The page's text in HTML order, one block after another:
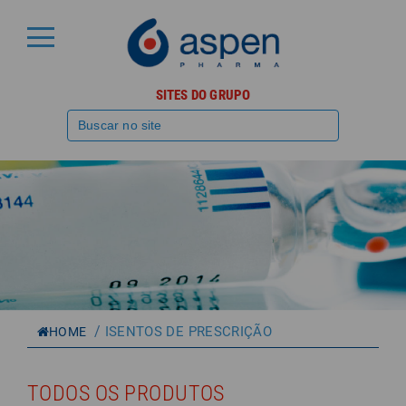
SITES DO GRUPO
HOME / ISENTOS DE PRESCRIÇÃO
TODOS OS PRODUTOS